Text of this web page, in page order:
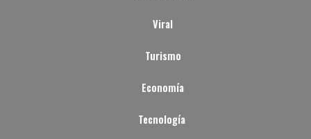
Viral
Turismo
Economía
Tecnología